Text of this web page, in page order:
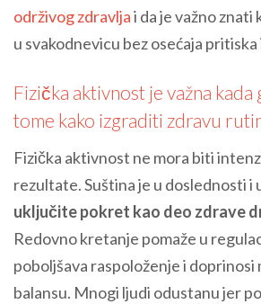
održivog zdravljai da je važno znati
u svakodnevicu bez osećaja
Fizička aktivnost je važna
tome kako izgraditi zdravu
Fizička aktivnost ne mora biti
rezultate. Suština je u doslednosti i
uključite pokret kao deo zdrave
Redovno kretanje pomaže u
poboljšava raspoloženje i doprinosi
balansu. Mnogi ljudi odustanu jer